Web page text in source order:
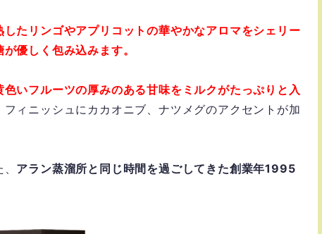
したリンゴやアプリコットの華やかなアロマをシェリー
優しく包み込みます。
いフルーツの厚みのある甘味をミルクがたっぷりと入
ィニッシュにカカオニブ、ナツメグのアクセントが加
アラン蒸溜所と同じ時間を過ごしてきた創業年1995